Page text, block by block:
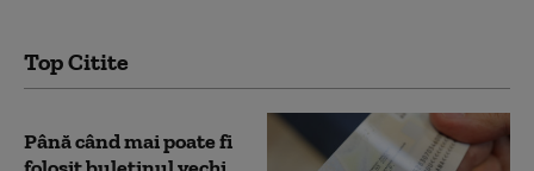
Top Citite
Până când mai poate fi